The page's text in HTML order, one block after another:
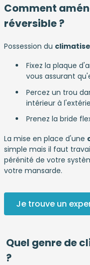
Comment
réversible ?
Possession du
Fixez la plaque
vous assurant
Percez un trou
intérieur à
Prenez la bride
La mise en place d'une
simple mais il faut
pérénité de votre
votre mansarde.
Je trouve un
Quel genre de
?